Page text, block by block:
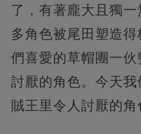
了，有著龐大且獨
多角色被尾田塑造
們喜愛的草帽團一
討厭的角色。今天
賊王里令人討厭的角